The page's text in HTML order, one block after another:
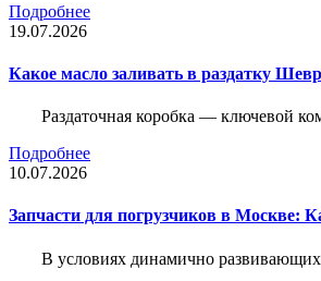
Подробнее
19.07.2026
Какое масло заливать в раздатку
Раздаточная коробка — ключевой
Подробнее
10.07.2026
Запчасти для погрузчиков в Москве:
В условиях динамично